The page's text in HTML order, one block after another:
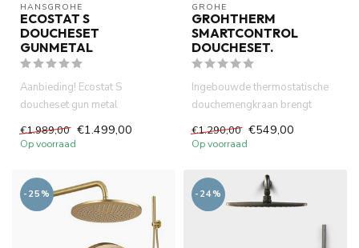
HANSGROHE
ECOSTAT S
DOUCHESET
GUNMETAL
Aanbieding! Ecostat S
doucheset gun metal
geborsteld .Thermostatisch
inbouwdeel ...
€1.989,00 €1.499,00
Op voorraad
GROHE
GROHTHERM
SMARTCONTROL
DOUCHESET.
Ingebouwde thermostatische
douchemengkraan brengt
kwaliteit en stijl in uw badka...
€1.290,00 €549,00
Op voorraad
-25% -24%